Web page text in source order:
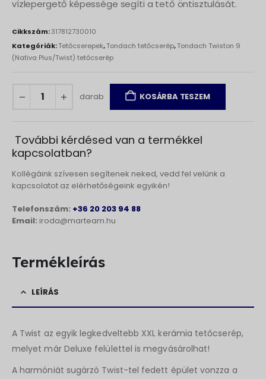
vízlepergető képessége segíti a tető öntisztulását.
Cikkszám:317812730010
Kategóriák:Tetőcserepek,Tondach tetőcserép,Tondach Twiston 9
(Nativa Plus/Twist) tetőcserép
darab KOSÁRBA TESZEM
További kérdésed van a termékkel
kapcsolatban?
Kollégáink szívesen segítenek neked, vedd fel velünk a
kapcsolatot az elérhetőségeink egyikén!
Telefonszám: +36 20 203 94 88
Email: iroda@marteam.hu
Termékleírás
LEÍRÁS
A Twist az egyik legkedveltebb XXL kerámia tetőcserép,
melyet már Deluxe felülettel is megvásárolhat!
A harmóniát sugárzó Twist-tel fedett épület vonzza a